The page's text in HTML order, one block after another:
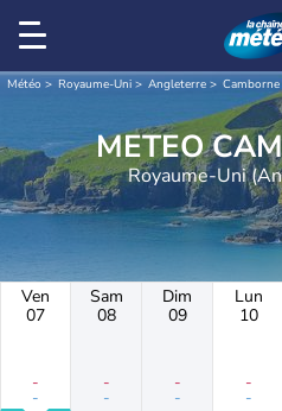
Météo Royaume-Uni Angleterre Camborne
Royaume-Uni
Ven
07
-
-
Sam
08
-
-
Dim
09
-
-
Lun
10
-
-